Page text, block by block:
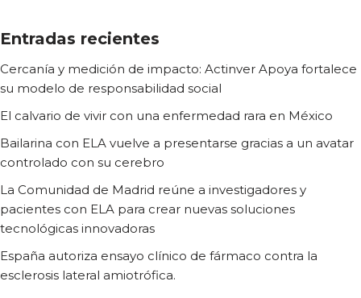
Entradas recientes
Cercanía y medición de impacto: Actinver Apoya fortalece
su modelo de responsabilidad social
El calvario de vivir con una enfermedad rara en México
Bailarina con ELA vuelve a presentarse gracias a un avatar
controlado con su cerebro
La Comunidad de Madrid reúne a investigadores y
pacientes con ELA para crear nuevas soluciones
tecnológicas innovadoras
España autoriza ensayo clínico de fármaco contra la
esclerosis lateral amiotrófica.